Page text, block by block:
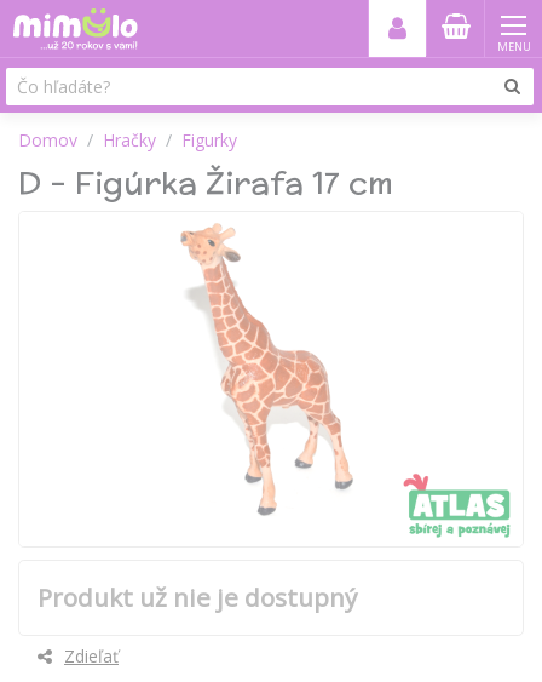
MENU
Domov Hračky Figurky
D - Figúrka Žirafa 17 cm
Produkt už nie je dostupný
Zdieľať